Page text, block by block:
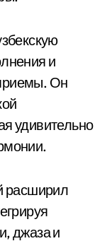
и
Он
удивительно
расширил
джаза и